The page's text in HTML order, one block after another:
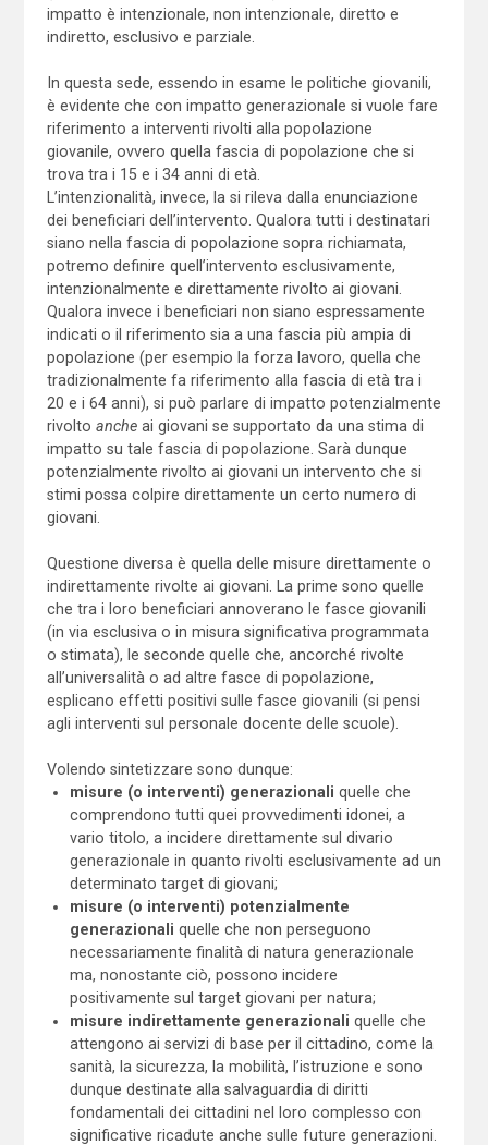
impatto è intenzionale, non intenzionale, diretto e
indiretto, esclusivo e parziale.
In questa sede, essendo in esame le politiche giovanili,
è evidente che con impatto generazionale si vuole fare
riferimento a interventi rivolti alla popolazione
giovanile, ovvero quella fascia di popolazione che si
trova tra i 15 e i 34 anni di età.
L’intenzionalità, invece, la si rileva dalla enunciazione
dei beneficiari dell’intervento. Qualora tutti i destinatari
siano nella fascia di popolazione sopra richiamata,
potremo definire quell’intervento esclusivamente,
intenzionalmente e direttamente rivolto ai giovani.
Qualora invece i beneficiari non siano espressamente
indicati o il riferimento sia a una fascia più ampia di
popolazione (per esempio la forza lavoro, quella che
tradizionalmente fa riferimento alla fascia di età tra i
20 e i 64 anni), si può parlare di impatto potenzialmente
rivolto ancheai giovani se supportato da una stima di
impatto su tale fascia di popolazione. Sarà dunque
potenzialmente rivolto ai giovani un intervento che si
stimi possa colpire direttamente un certo numero di
giovani.
Questione diversa è quella delle misure direttamente o
indirettamente rivolte ai giovani. La prime sono quelle
che tra i loro beneficiari annoverano le fasce giovanili
(in via esclusiva o in misura significativa programmata
o stimata), le seconde quelle che, ancorché rivolte
all’universalità o ad altre fasce di popolazione,
esplicano effetti positivi sulle fasce giovanili (si pensi
agli interventi sul personale docente delle scuole).
Volendo sintetizzare sono dunque:
misure (o interventi) generazionali quelle che
comprendono tutti quei provvedimenti idonei, a
vario titolo, a incidere direttamente sul divario
generazionale in quanto rivolti esclusivamente ad un
determinato target di giovani;
misure (o interventi) potenzialmente
generazionaliquelle che non perseguono
necessariamente finalità di natura generazionale
ma, nonostante ciò, possono incidere
positivamente sul target giovani per natura;
misure indirettamente generazionali quelle che
attengono ai servizi di base per il cittadino, come la
sanità, la sicurezza, la mobilità, l’istruzione e sono
dunque destinate alla salvaguardia di diritti
fondamentali dei cittadini nel loro complesso con
significative ricadute anche sulle future generazioni.